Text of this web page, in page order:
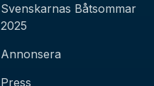
Svenskarnas Båtsommar
2025
Annonsera
Press